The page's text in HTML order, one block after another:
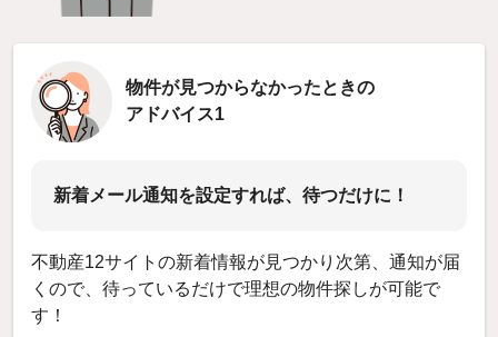
物件が見つからなかったときの
アドバイス1
新着メール通知を設定すれば、待つだけに！
不動産12サイトの新着情報が見つかり次第、通知が届
くので、待っているだけで理想の物件探しが可能で
す！